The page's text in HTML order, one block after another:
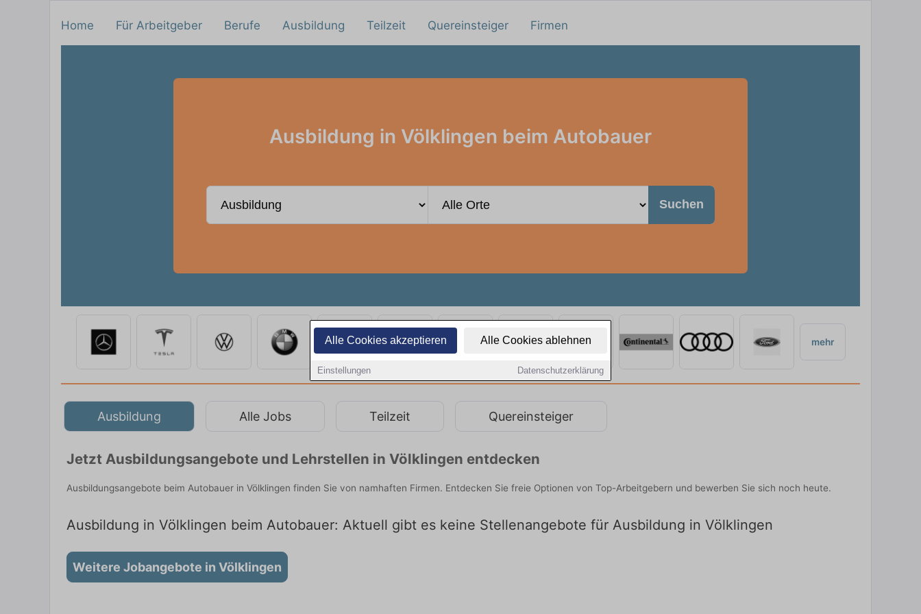
Alle Cookies akzeptieren Alle Cookies ablehnen
Einstellungen Datenschutzerklärung
Home Für Arbeitgeber Berufe Ausbildung Teilzeit Quereinsteiger Firmen
Ausbildung in Völklingen beim Autobauer
Suchen
mehr
Ausbildung Alle Jobs Teilzeit Quereinsteiger
Jetzt Ausbildungsangebote und Lehrstellen in Völklingen entdecken
Ausbildungsangebote beim Autobauer in Völklingen finden Sie von namhaften Firmen. Entdecken Sie freie Optionen von Top-Arbeitgebern und bewerben Sie sich noch heute.
Ausbildung in Völklingen beim Autobauer: Aktuell gibt es keine Stellenangebote für Ausbildung in Völklingen
Weitere Jobangebote in Völklingen